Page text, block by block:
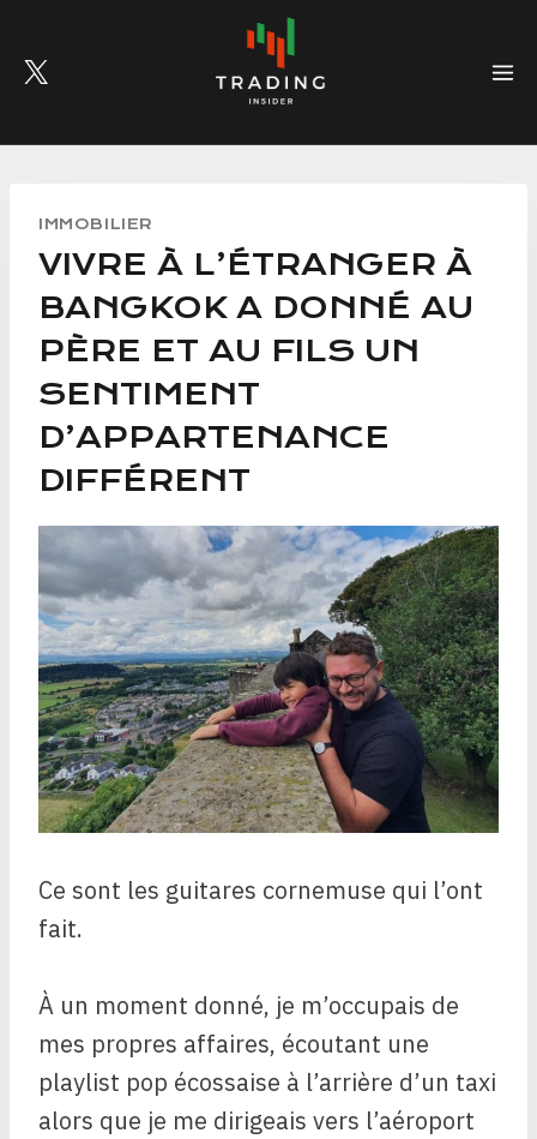
content
IMMOBILIER
VIVRE À L’ÉTRANGER À
BANGKOK A DONNÉ AU
PÈRE ET AU FILS UN
SENTIMENT
D’APPARTENANCE
DIFFÉRENT
Ce sont les guitares cornemuse qui l’ont
fait.
À un moment donné, je m’occupais de
mes propres affaires, écoutant une
playlist pop écossaise à l’arrière d’un taxi
alors que je me dirigeais vers l’aéroport